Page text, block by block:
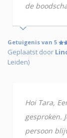
de
Getuigenis van 5
Geplaatst door
Leiden)
Hoi Tara,
gesproken.
persoon